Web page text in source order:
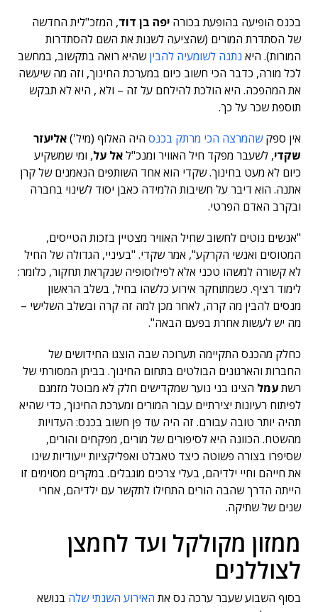
בכנס הופיעה בהופעת בכורה יפה בן דוד, המזכ"לית החדשה
של הסתדרת המורים (שהציעה לשנות את השם להסתדרות
המורות). היא נתנה לשומעיה להביןשהיא רואה בתקשוב, במחשב
לכל מורה, כדבר הכי חשוב כיום במערכת החינוך, וזה מה שיעשה
את המהפכה. היא הולכת להילחם על זה – ולא , היא לא תבקש
תוספת שכר על כך.
אין ספקשהמרצה הכי מרתק בכנס היה האלוף (מיל')אליעזר
שקדי, לשעבר מפקד חיל האוויר ומנכ"לאל על, ומי שמשקיע
כיום לא מעט בחינוך. שקדי הוא אחד השותפים הנאמנים של קרן
אתנה. הוא דיבר על חשיבות הלמידה כאבן יסוד לשינוי בחברה
ובקרב האדם הפרטי.
"אנשים נוטים לחשוב שחיל האוויר מצטיין בזכות הטייסים,
המטוסים ואנשי הקרקע", אמר שקדי. "בעיניי, הגדולה של החיל
לא קשורה למשהו טכני אלא לפילוסופיה שנקראת תחקור, כלומר:
לימוד רציף. כשמתוחקר אירוע כלשהו בחיל, בשלב הראשון
מנסים להבין מה קרה, לאחר מכן למה זה קרה ובשלב השלישי –
מה יש לעשות אחרת בפעם הבאה".
כחלק מהכנס התקיימה תערוכה שבה הוצגו החידושים של
החברות והארגונים הבולטים בתחום החינוך. בביתן המסורתי של
רשתעמל הציגו בני נוער שמקדישים חלק לא מבוטל מזמנם
לפיתוח רעיונות יצירתיים עבור המורים ומערכת החינוך, כדי שהיא
תהיה יותר טובה עבורם. זה היה עוד פן חשוב בכנס: העדויות
מהשטח. הכוונה היא לסיפורים של מורים, מפקחים והורים,
שסיפרו בצורה פשוטה כיצד טאבלט ואפליקציות ייעודיות שינו
את חייהם וחיי ילדיהם, בעלי צרכים מוגבלים. במקרים מסוימים זו
הייתה הדרך שהבה הורים התחילו לתקשר עם ילדיהם, אחרי
שנים של שתיקה.
ממזון מקולקל ועד לחמצן
לצוללנים
בסוף השבוע שעבר ערכה נס את האירוע השנתי שלה בנושא